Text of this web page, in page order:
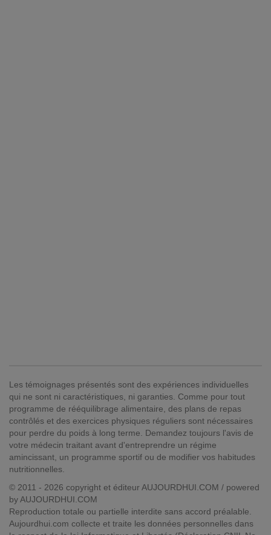
Les témoignages présentés sont des expériences individuelles
qui ne sont ni caractéristiques, ni garanties. Comme pour tout
programme de rééquilibrage alimentaire, des plans de repas
contrôlés et des exercices physiques réguliers sont nécessaires
pour perdre du poids à long terme. Demandez toujours l'avis de
votre médecin traitant avant d'entreprendre un régime
amincissant, un programme sportif ou de modifier vos habitudes
nutritionnelles.
© 2011 - 2026 copyright et éditeur AUJOURDHUI.COM / powered
by AUJOURDHUI.COM
Reproduction totale ou partielle interdite sans accord préalable.
Aujourdhui.com collecte et traite les données personnelles dans